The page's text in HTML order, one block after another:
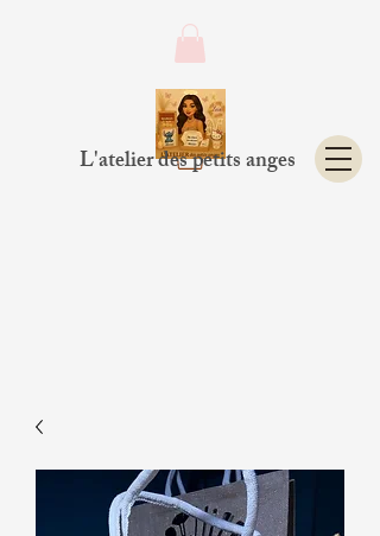
L'atelier des petits anges